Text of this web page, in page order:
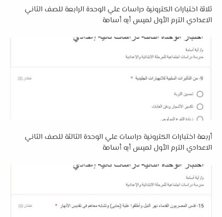
ثلاثة اختبارات الكترونية دراسات علي الوحدة الرابعة للصف الثاني
الاعدادي الترم الأول لميس أيه أسامة
أربعة اختبارات الكترونية دراسات علي الوحدة الثالثة للصف الثاني
الاعدادي الترم الأول لميس أيه أسامة